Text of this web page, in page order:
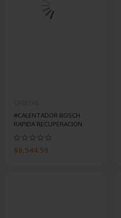
#CALENTADOR BOSCH
RAPIDA RECUPERACION
$8,544.59